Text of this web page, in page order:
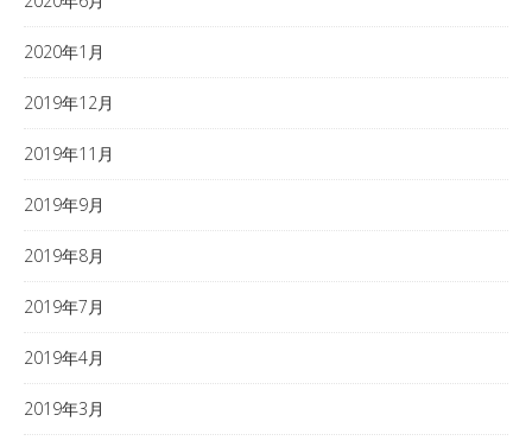
2020年1月
2019年12月
2019年11月
2019年9月
2019年8月
2019年7月
2019年4月
2019年3月